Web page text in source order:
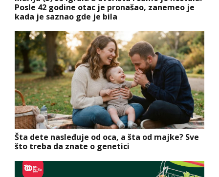
Posle 42 godine otac je pronašao, zanemeo je
kada je saznao gde je bila
Šta dete nasleđuje od oca, a šta od majke? Sve
što treba da znate o genetici